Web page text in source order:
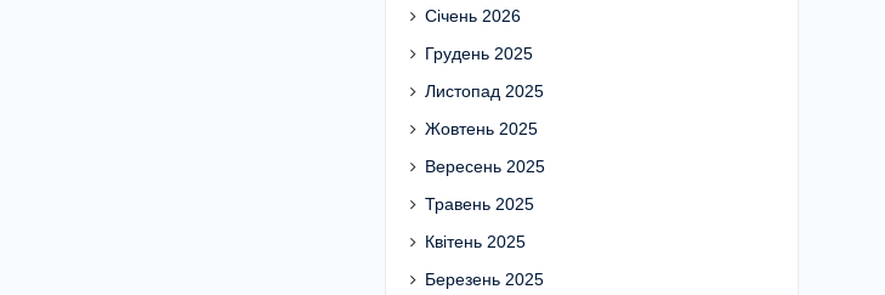
Січень 2026
Грудень 2025
Листопад 2025
Жовтень 2025
Вересень 2025
Травень 2025
Квітень 2025
Березень 2025